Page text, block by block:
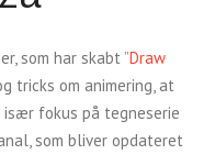
som har skabt ”Draw
tricks om animering, at
især fokus på tegneserie
som bliver opdateret